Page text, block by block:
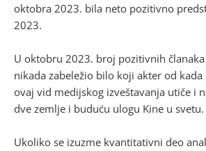
oktobra 2023. bila neto pozitivno
2023.
U oktobru 2023. broj pozitivnih
nikada zabeležio bilo koji akter od
ovaj vid medijskog izveštavanja utiče i
dve zemlje i buduću ulogu Kine u svetu.
Ukoliko se izuzme kvantitativni deo